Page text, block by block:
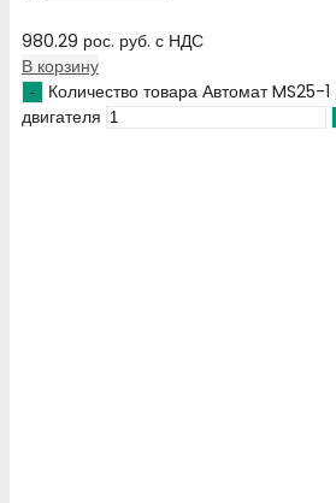
980.29 рос. руб. с НДС
В корзину
Количество товара Автомат
двигателя